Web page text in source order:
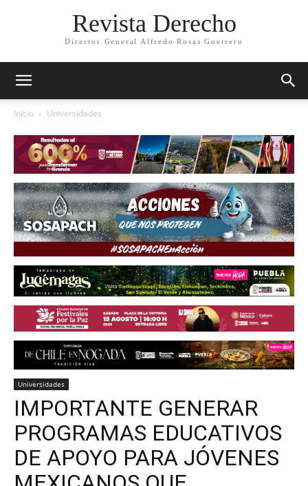
Revista Derecho
Director General Alfredo Rosas Guerrero
Inicio Universidades
Universidades
IMPORTANTE GENERAR
PROGRAMAS EDUCATIVOS
DE APOYO PARA JÓVENES